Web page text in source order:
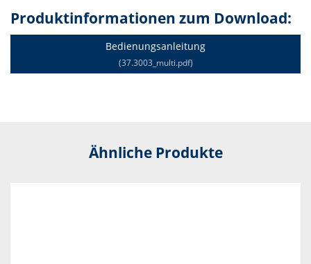
Produktinformationen zum Download:
Bedienungsanleitung
(37.3003_multi.pdf)
Ähnliche Produkte